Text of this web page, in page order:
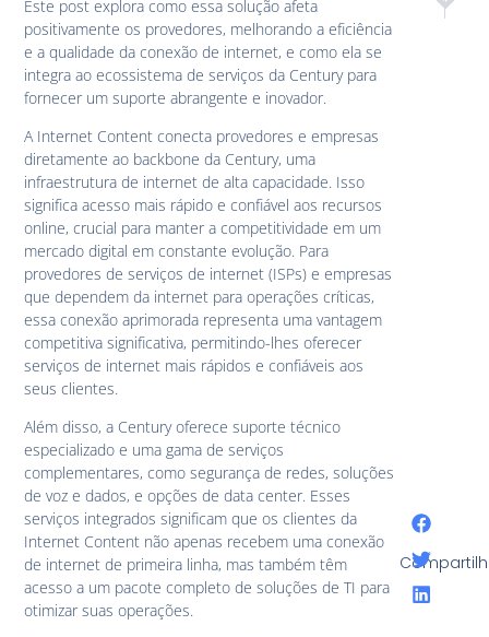
Este post explora como essa solução afeta
positivamente os provedores, melhorando a eficiência
e a qualidade da conexão de internet, e como ela se
integra ao ecossistema de serviços da Century para
fornecer um suporte abrangente e inovador.
A Internet Content conecta provedores e empresas
diretamente ao backbone da Century, uma
infraestrutura de internet de alta capacidade. Isso
significa acesso mais rápido e confiável aos recursos
online, crucial para manter a competitividade em um
mercado digital em constante evolução. Para
provedores de serviços de internet (ISPs) e empresas
que dependem da internet para operações críticas,
essa conexão aprimorada representa uma vantagem
competitiva significativa, permitindo-lhes oferecer
serviços de internet mais rápidos e confiáveis aos
seus clientes.
Além disso, a Century oferece suporte técnico
especializado e uma gama de serviços
complementares, como segurança de redes, soluções
de voz e dados, e opções de data center. Esses
serviços integrados significam que os clientes da
Internet Content não apenas recebem uma conexão
de internet de primeira linha, mas também têm
acesso a um pacote completo de soluções de TI para
otimizar suas operações.
Como a